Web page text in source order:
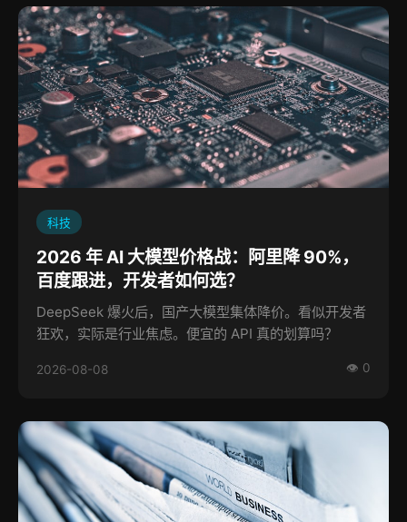
科技
2026 年 AI 大模型价格战：阿里降 90%，
百度跟进，开发者如何选？
DeepSeek 爆火后，国产大模型集体降价。看似开发者
狂欢，实际是行业焦虑。便宜的 API 真的划算吗？
2026-08-08 👁 0